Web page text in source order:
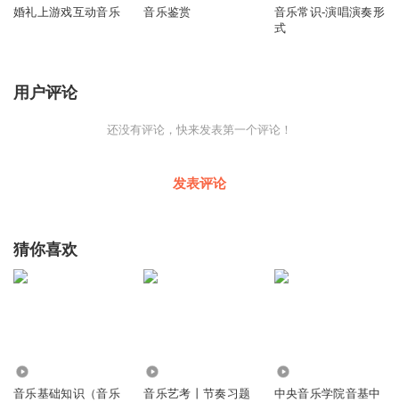
婚礼上游戏互动音乐 音乐鉴赏
音乐常识-演唱演奏形
式
用户评论
还没有评论，快来发表第一个评论！
发表评论
猜你喜欢
音乐基础知识（音乐
音乐艺考丨节奏习题
中央音乐学院音基中